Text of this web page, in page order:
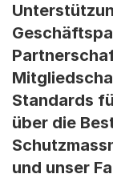
Standards
über die
und unser